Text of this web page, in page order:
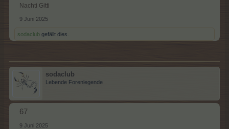
Nachti Gitti
9 Juni 2025
sodaclub gefällt dies.
sodaclub
Lebende Forenlegende
67
9 Juni 2025